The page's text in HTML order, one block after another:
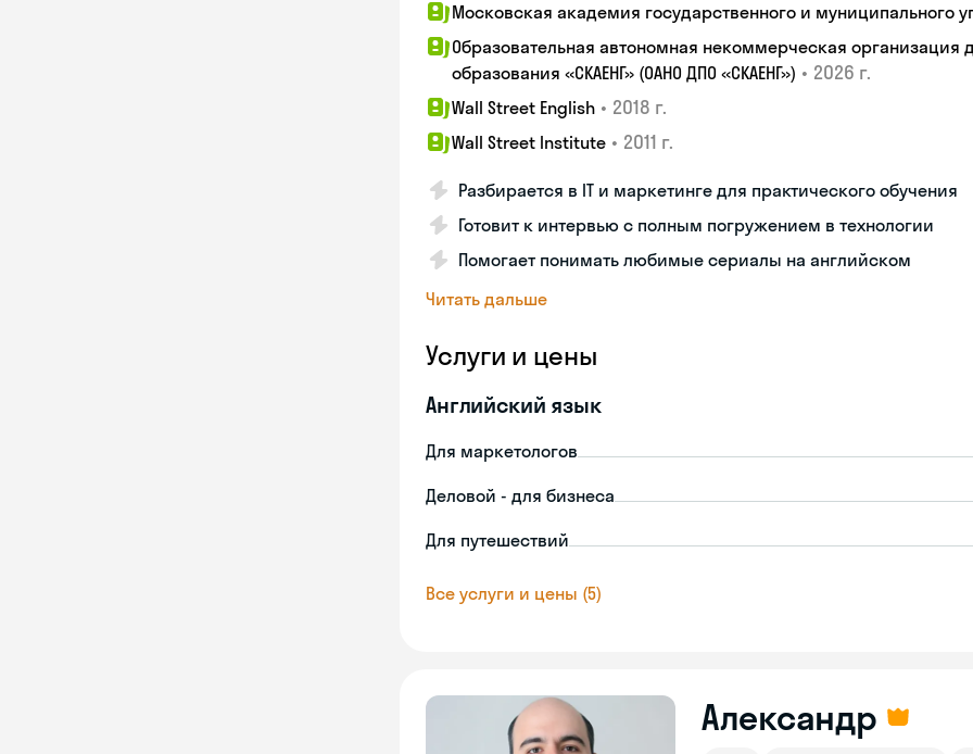
Московская академия государственного и муниципального
Образовательная автономная некоммерческая организация
образования «СКАЕНГ» (ОАНО ДПО «СКАЕНГ») • 2026 г.
Wall Street English • 2018 г.
Wall Street Institute • 2011 г.
Разбирается в IT и маркетинге для практического обучения
Готовит к интервью с полным погружением в технологии
Помогает понимать любимые сериалы на английском
Читать дальше
Услуги и цены
Английский язык
Для маркетологов
Деловой - для бизнеса
Для путешествий
Все услуги и цены (5)
Александр